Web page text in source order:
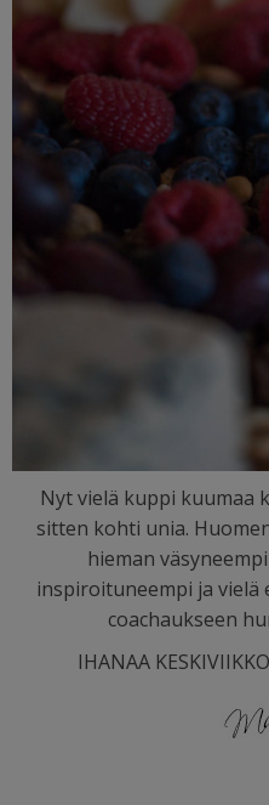
Nyt vielä kuppi kuumaa
sitten kohti unia.
hieman
inspiroituneempi ja vielä
coachaukseen
IHANAA